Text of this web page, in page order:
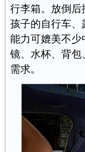
行李箱。放倒
孩子的自行车
能力可媲美不
镜、水杯、背
需求。